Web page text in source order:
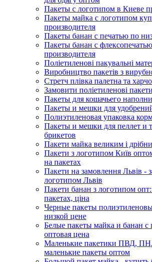
Пакеты с логотипом в Киеве
Пакеты майка с логотипом
производителя
Пакеты банан с печатью по
Пакеты банан с
производителя
Поліетиленові пакувальні
Виробництво пакетів з
Стретч плівка палетна та
Замовити поліетиленові
Пакеты для кошачьего
Пакеты и мешки для
Полиэтиленовая упаковка
Пакеты и мешки для пеллет и
брикетов
Пакети майка великим і
Пакети з логотипом Київ
на пакетах
Пакети на замовлення Львів -
логотипом Львів
Пакети банан з логотипом
пакетах, ціна
Черные пакеты
низкой цене
Белые пакеты майка и банан с
оптовая цена
Маленькие пакетики ПВД,
маленькие пакеты оптом